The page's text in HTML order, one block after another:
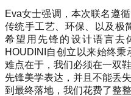
Eva女士强调，本次联名遵
传统手工艺、环保、以及极
希望用先锋的设计语言去
HOUDINI自创立以来始终
难点在于，我们必须在一双
先锋美学表达，并且不能丢
到最终落地，我们花费了整